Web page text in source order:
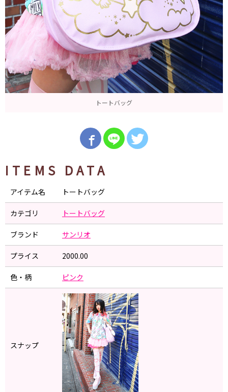
トートバッグ
ITEMS DATA
アイテム名 トートバッグ
カテゴリ トートバッグ
ブランド サンリオ
プライス 2000.00
色・柄 ピンク
スナップ